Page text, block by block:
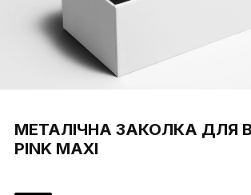
МЕТАЛІЧНА ЗАКОЛКА ДЛЯ
PINK MAXI